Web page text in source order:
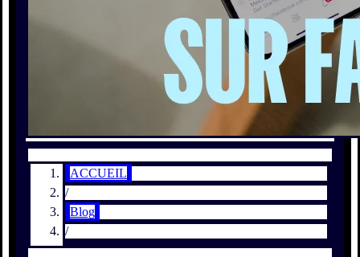
ACCUEIL
/
Blog
/